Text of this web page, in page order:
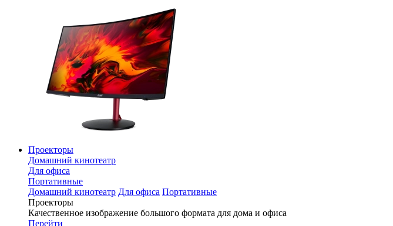
Проекторы
Домашний кинотеатр
Для офиса
Портативные
Домашний кинотеатр Для офиса Портативные
Проекторы
Качественное изображение большого формата для дома и офиса
Перейти